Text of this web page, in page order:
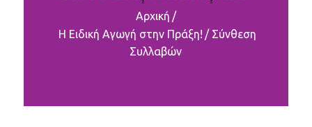
Αρχική /
Η Ειδική Αγωγή στην Πράξη! /Σύνθεση
Συλλαβών